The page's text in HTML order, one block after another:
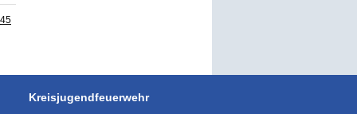
45
Kreisjugendfeuerwehr